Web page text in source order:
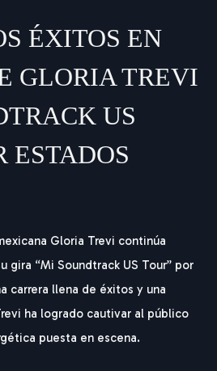
ÉXITOS EN
GLORIA TREVI
US
ESTADOS
Gloria Trevi continúa
gira “Mi Soundtrack US Tour” por
carrera llena de éxitos y una
ha logrado cautivar al público
puesta en escena.